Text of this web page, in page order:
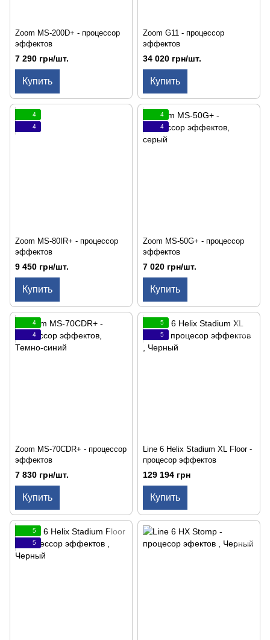
Zoom MS-200D+ - процессор
эффектов
7 290 грн/шт.
Купить
Zoom G11 - процессор
эффектов
34 020 грн/шт.
Купить
4
4
Zoom MS-80IR+ - процессор
эффектов
9 450 грн/шт.
Купить
4
4
Zoom MS-50G+ - процессор
эффектов
7 020 грн/шт.
Купить
4
4
Zoom MS-70CDR+ - процессор
эффектов
7 830 грн/шт.
Купить
5
5
Line 6 Helix Stadium XL Floor -
процесор эффектов
129 194 грн
Купить
5
5